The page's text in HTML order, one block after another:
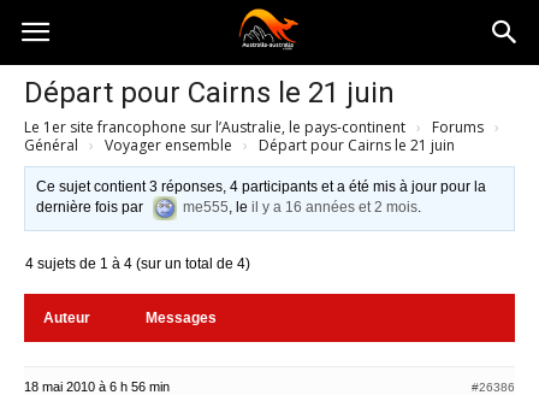
Australia-
australie.com
Départ pour Cairns le 21 juin
Le 1er site francophone sur l’Australie, le pays-continent › Forums ›
Général › Voyager ensemble › Départ pour Cairns le 21 juin
Ce sujet contient 3 réponses, 4 participants et a été mis à jour pour la
dernière fois par
me555, leil y a 16 années et 2 mois.
4 sujets de 1 à 4 (sur un total de 4)
Auteur Messages
18 mai 2010 à 6 h 56 min #26386